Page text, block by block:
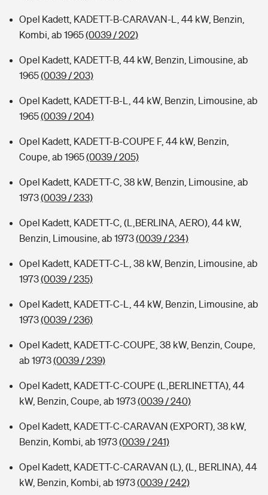
Sie haben Fragen?
Zur Übersicht
Tools
Kinderunfall-Check: Mehr Sicherheit für deine Kids
Sie haben Fragen?
Opel Kadett, KADETT-B-CARAVAN-L, 44 kW, Benzin,
Kombi, ab 1965(0039 / 202)
Opel Kadett, KADETT-B, 44 kW, Benzin, Limousine, ab
1965(0039 / 203)
Opel Kadett, KADETT-B-L, 44 kW, Benzin, Limousine, ab
1965(0039 / 204)
Opel Kadett, KADETT-B-COUPE F, 44 kW, Benzin,
Coupe, ab 1965(0039 / 205)
Opel Kadett, KADETT-C, 38 kW, Benzin, Limousine, ab
1973(0039 / 233)
Opel Kadett, KADETT-C, (L,BERLINA, AERO), 44 kW,
Benzin, Limousine, ab 1973(0039 / 234)
Opel Kadett, KADETT-C-L, 38 kW, Benzin, Limousine, ab
1973(0039 / 235)
Opel Kadett, KADETT-C-L, 44 kW, Benzin, Limousine, ab
1973(0039 / 236)
Opel Kadett, KADETT-C-COUPE, 38 kW, Benzin, Coupe,
ab 1973(0039 / 239)
Opel Kadett, KADETT-C-COUPE (L,BERLINETTA), 44
kW, Benzin, Coupe, ab 1973(0039 / 240)
Opel Kadett, KADETT-C-CARAVAN (EXPORT), 38 kW,
Benzin, Kombi, ab 1973(0039 / 241)
Opel Kadett, KADETT-C-CARAVAN (L), (L, BERLINA), 44
kW, Benzin, Kombi, ab 1973(0039 / 242)